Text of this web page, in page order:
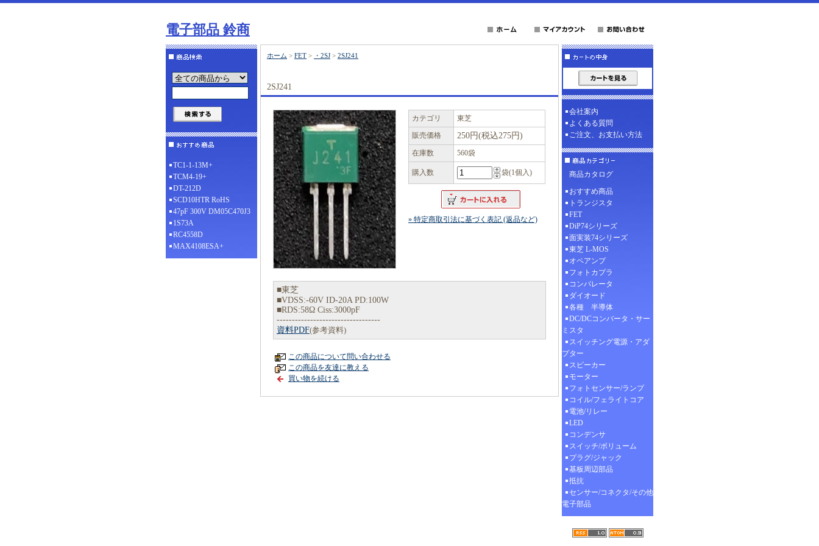
電子部品 鈴商
TC1-1-13M+
TCM4-19+
DT-212D
SCD10HTR RoHS
47pF 300V DM05C470J3
1S73A
RC4558D
MAX4108ESA+
ホーム > FET > ・2SJ > 2SJ241
2SJ241
カテゴリ
東芝
販売価格
250円(税込275円)
在庫数 560袋
購入数 袋(1個入)
» 特定商取引法に基づく表記 (返品など)
■東芝
■VDSS:-60V ID-20A PD:100W
■RDS:58Ω Ciss:3000pF
----------------------------------
資料PDF(参考資料)
この商品について問い合わせる
この商品を友達に教える
買い物を続ける
会社案内
よくある質問
ご注文、お支払い方法
商品カタログ
おすすめ商品
トランジスタ
FET
DiP74シリーズ
面実装74シリーズ
東芝 L-MOS
オペアンプ
フォトカプラ
コンパレータ
ダイオード
各種 半導体
DC/DCコンバータ・サー
ミスタ
スイッチング電源・アダ
プター
スピーカー
モーター
フォトセンサー/ランプ
コイル/フェライトコア
電池/リレー
LED
コンデンサ
スイッチ/ボリューム
プラグ/ジャック
基板周辺部品
抵抗
センサー/コネクタ/その他
電子部品